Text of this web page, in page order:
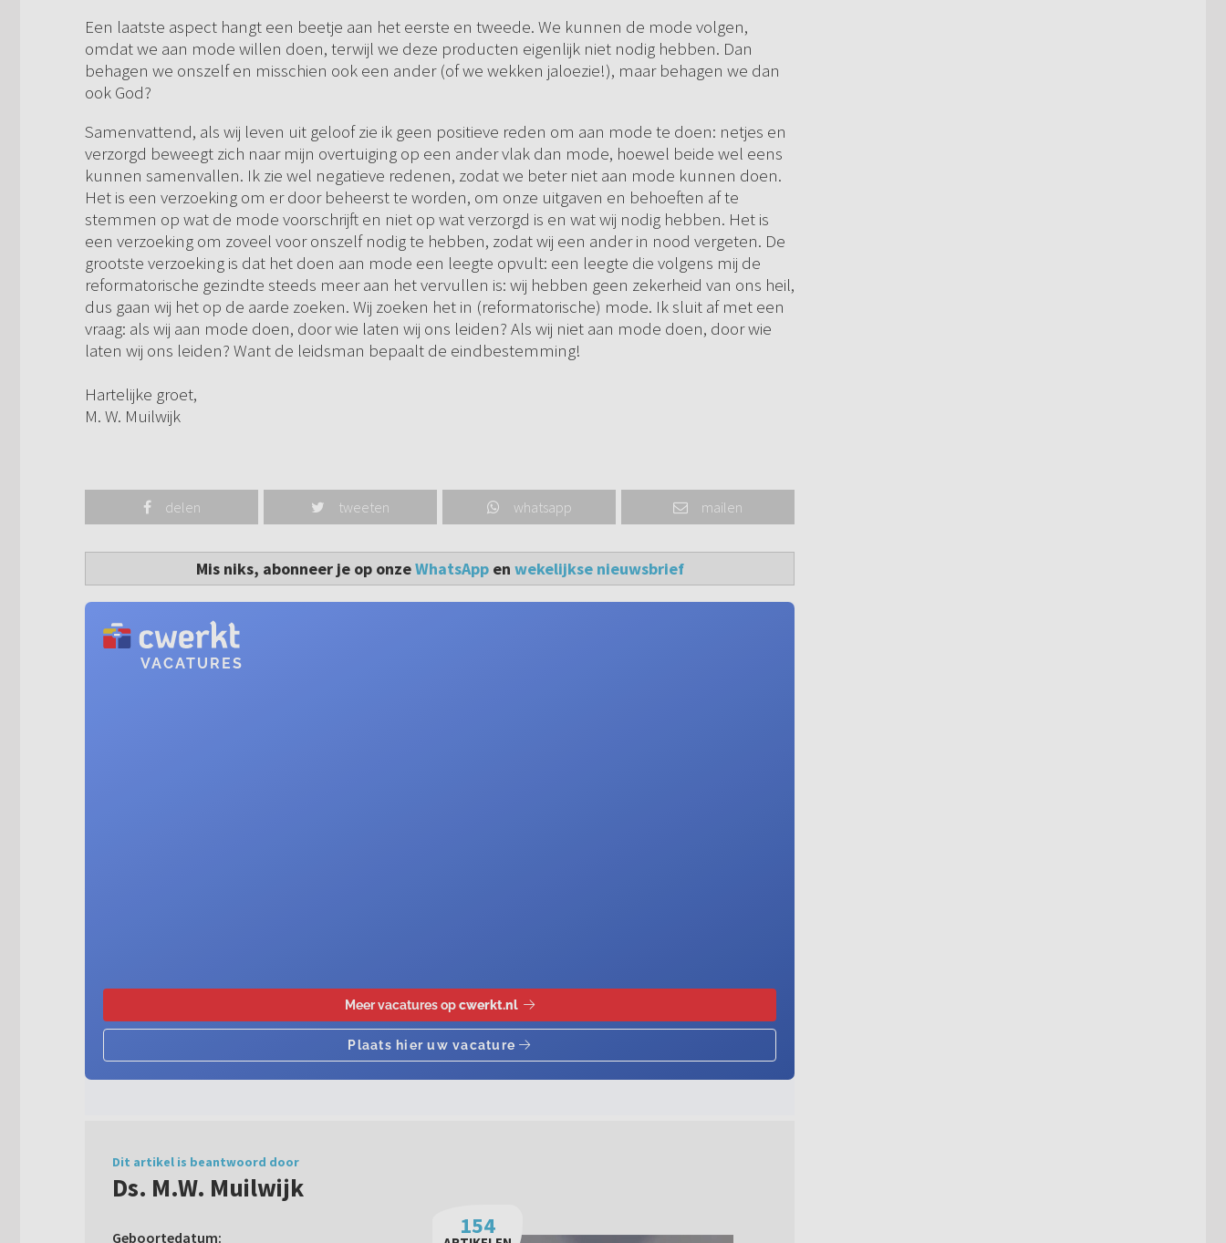
Een laatste aspect hangt een beetje aan het eerste en tweede. We kunnen de mode volgen,
omdat we aan mode willen doen, terwijl we deze producten eigenlijk niet nodig hebben. Dan
behagen we onszelf en misschien ook een ander (of we wekken jaloezie!), maar behagen we dan
ook God?
Samenvattend, als wij leven uit geloof zie ik geen positieve reden om aan mode te doen: netjes en
verzorgd beweegt zich naar mijn overtuiging op een ander vlak dan mode, hoewel beide wel eens
kunnen samenvallen. Ik zie wel negatieve redenen, zodat we beter niet aan mode kunnen doen.
Het is een verzoeking om er door beheerst te worden, om onze uitgaven en behoeften af te
stemmen op wat de mode voorschrijft en niet op wat verzorgd is en wat wij nodig hebben. Het is
een verzoeking om zoveel voor onszelf nodig te hebben, zodat wij een ander in nood vergeten. De
grootste verzoeking is dat het doen aan mode een leegte opvult: een leegte die volgens mij de
reformatorische gezindte steeds meer aan het vervullen is: wij hebben geen zekerheid van ons heil,
dus gaan wij het op de aarde zoeken. Wij zoeken het in (reformatorische) mode. Ik sluit af met een
vraag: als wij aan mode doen, door wie laten wij ons leiden? Als wij niet aan mode doen, door wie
laten wij ons leiden? Want de leidsman bepaalt de eindbestemming!
Hartelijke groet,
M. W. Muilwijk
delen tweeten whatsapp mailen
Mis niks, abonneer je op onzeWhatsAppen wekelijkse nieuwsbrief
Dit artikel is beantwoord door
Ds. M.W. Muilwijk
Geboortedatum: 154